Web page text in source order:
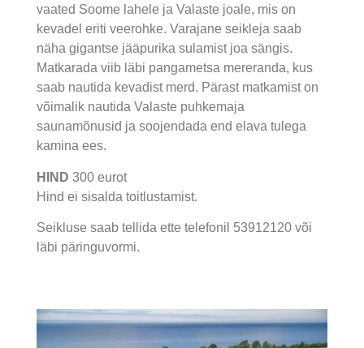
vaated Soome lahele ja Valaste joale, mis on
kevadel eriti veerohke. Varajane seikleja saab
näha gigantse jääpurika sulamist joa sängis.
Matkarada viib läbi pangametsa mereranda, kus
saab nautida kevadist merd. Pärast matkamist on
võimalik nautida Valaste puhkemaja
saunamõnusid ja soojendada end elava tulega
kamina ees.
HIND 300 eurot
Hind ei sisalda toitlustamist.
Seikluse saab tellida ette telefonil 53912120 või
läbi päringuvormi.